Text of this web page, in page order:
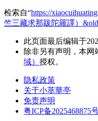
检索自“https://
竺三藏求那跋陀羅譯）
此页面最后编辑于
除非另有声明，本网
域） 授权。
隐私政策
关于小萃華亭
免责声明
粤ICP备2025468875